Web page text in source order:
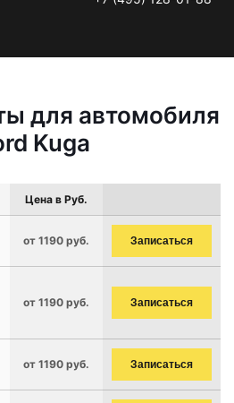
для автомобиля
Kuga
Цена в Руб.
от 1190 руб. Записаться
от 1190 руб. Записаться
от 1190 руб. Записаться